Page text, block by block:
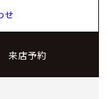
せ
来店予約